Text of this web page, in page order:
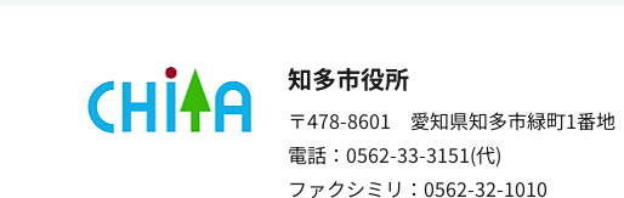
知多市役所
〒478-8601 愛知県知多市緑町1番地
電話：0562-33-3151(代)
ファクシミリ：0562-32-1010